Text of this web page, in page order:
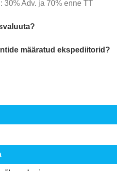
30% Adv. ja 70% enne TT
määratud ekspediitorid?